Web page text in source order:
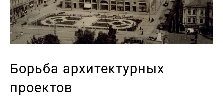
Борьба архитектурных
проектов